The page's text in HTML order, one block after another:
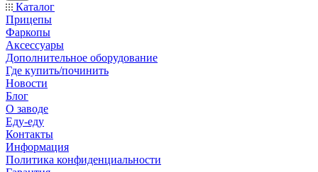
Каталог
Прицепы
Фаркопы
Аксессуары
Дополнительное оборудование
Где купить/починить
Новости
Блог
О заводе
Еду-еду
Контакты
Информация
Политика конфиденциальности